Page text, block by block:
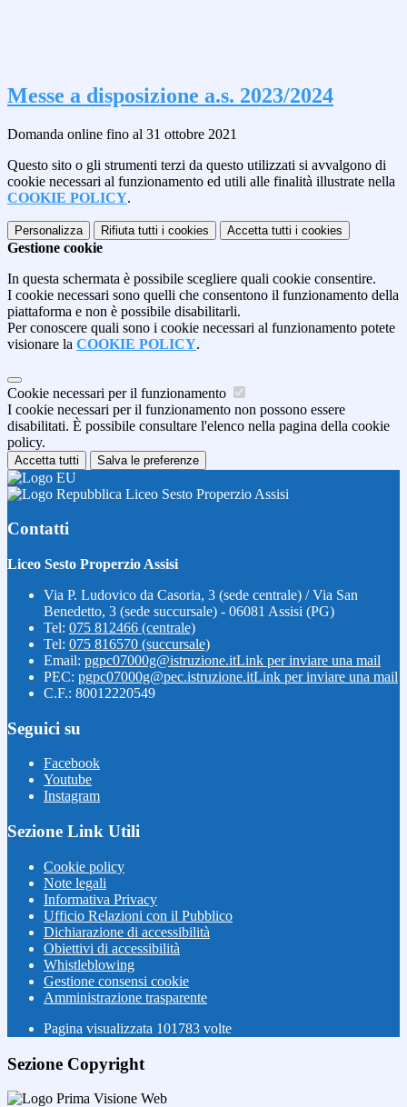
Messe a disposizione a.s. 2023/2024
Domanda online fino al 31 ottobre 2021
Questo sito o gli strumenti terzi da questo utilizzati si avvalgono di
cookie necessari al funzionamento ed utili alle finalità illustrate nella
COOKIE POLICY.
Personalizza Rifiuta tutti i cookies Accetta tutti i cookies
Gestione cookie
In questa schermata è possibile scegliere quali cookie consentire.
I cookie necessari sono quelli che consentono il funzionamento della
piattaforma e non è possibile disabilitarli.
Per conoscere quali sono i cookie necessari al funzionamento potete
visionare la COOKIE POLICY.
Cookie necessari per il funzionamento
I cookie necessari per il funzionamento non possono essere
disabilitati. È possibile consultare l'elenco nella pagina della cookie
policy.
Accetta tutti Salva le preferenze
Liceo Sesto Properzio Assisi
Contatti
Liceo Sesto Properzio Assisi
Via P. Ludovico da Casoria, 3 (sede centrale) / Via San
Benedetto, 3 (sede succursale) - 06081 Assisi (PG)
Tel: 075 812466 (centrale)
Tel: 075 816570 (succursale)
Email: pgpc07000g@istruzione.itLink per inviare una mail
PEC: pgpc07000g@pec.istruzione.itLink per inviare una mail
C.F.: 80012220549
Seguici su
Facebook
Youtube
Instagram
Sezione Link Utili
Cookie policy
Note legali
Informativa Privacy
Ufficio Relazioni con il Pubblico
Dichiarazione di accessibilità
Obiettivi di accessibilità
Whistleblowing
Gestione consensi cookie
Amministrazione trasparente
Pagina visualizzata 101783 volte
Sezione Copyright